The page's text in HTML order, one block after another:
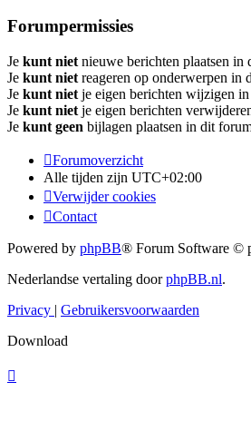
Forumpermissies
Je kunt niet nieuwe berichten plaatsen in
Je kunt niet reageren op onderwerpen in
Je kunt niet je eigen berichten wijzigen
Je kunt niet je eigen berichten
Je kunt geen bijlagen plaatsen in dit
Forumoverzicht
Alle tijden zijn UTC+02:00
Verwijder cookies
Contact
Powered by phpBB® Forum Software ©
Nederlandse vertaling doorphpBB.nl.
Privacy | Gebruikersvoorwaarden
Download